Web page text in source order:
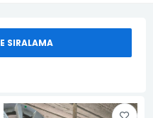
SIRALAMA